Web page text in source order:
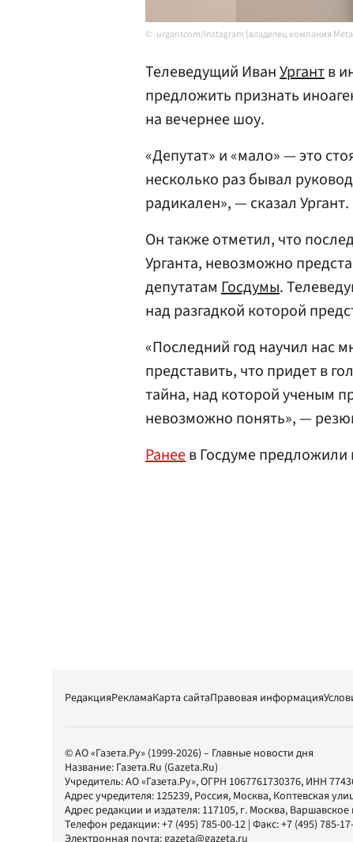
urgantcom/Instagram (владелец компания
Телеведущий ИванУргантв
предложить признать
на вечернее шоу.
«Депутат» и «мало» — это
несколько раз бывал
радикален», — сказал Ургант.
Он также отметил, что
Урганта, невозможно
депутатам Госдумы.
над разгадкой которой
«Последний год научил нас
представить, что придет в
тайна, над которой ученым
невозможно понять», —
Ранеев Госдуме предложили
РедакцияРекламаКарта сайтаПравовая информация
© АО «Газета.Ру» (1999-2026) – Главные новости дня
Название: Газета.Ru (Gazeta.Ru)
Учредитель:АО «Газета.Ру», ОГРН 1067761730376, ИНН
Адрес учредителя: 125239, Россия, Москва, Коптевская
Адрес редакции и издателя: 117105, г. Москва, Варшавское
Телефон редакции:+7 (495) 785-00-12 | Факс:+7 (495) 785-
Электронная почта: gazeta@gazeta.ru